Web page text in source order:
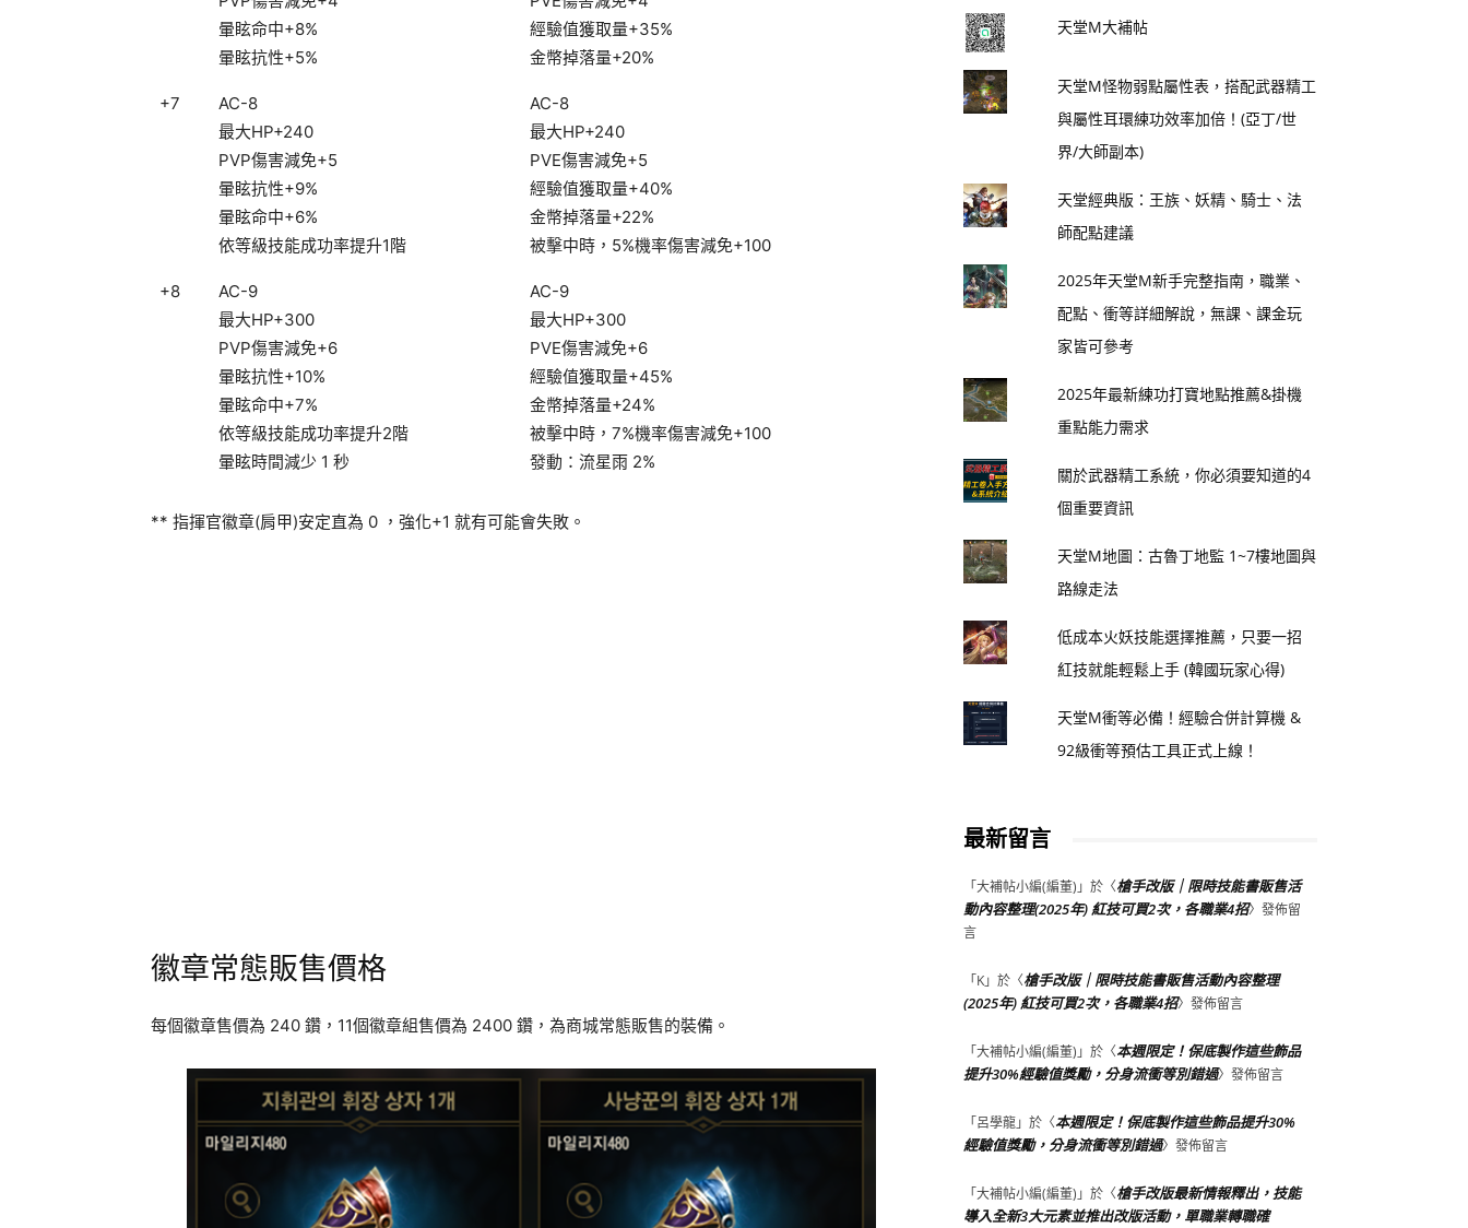
暈眩命中+8%
暈眩抗性+5%
經驗值獲取量+35%
金幣掉落量+20%
+7
AC-8
最大HP+240
PVP傷害減免+5
暈眩抗性+9%
暈眩命中+6%
依等級技能成功率提升1階
AC-8
最大HP+240
PVE傷害減免+5
經驗值獲取量+40%
金幣掉落量+22%
被擊中時，5%機率傷害減免+100
+8
AC-9
最大HP+300
PVP傷害減免+6
暈眩抗性+10%
暈眩命中+7%
依等級技能成功率提升2階
暈眩時間減少 1 秒
AC-9
最大HP+300
PVE傷害減免+6
經驗值獲取量+45%
金幣掉落量+24%
被擊中時，7%機率傷害減免+100
發動：流星雨 2%
** 指揮官徽章(肩甲)安定直為 0 ，強化+1 就有可能會失敗。
徽章常態販售價格
每個徽章售價為 240 鑽，11個徽章組售價為 2400 鑽，為商城常態販售的裝備。
天堂M大補帖
天堂M怪物弱點屬性表，搭配武器精工
與屬性耳環練功效率加倍！(亞丁/世
界/大師副本)
天堂經典版：王族、妖精、騎士、法
師配點建議
2025年天堂M新手完整指南，職業、
配點、衝等詳細解說，無課、課金玩
家皆可參考
2025年最新練功打寶地點推薦&掛機
重點能力需求
關於武器精工系統，你必須要知道的4
個重要資訊
天堂M地圖：古魯丁地監 1~7樓地圖與
路線走法
低成本火妖技能選擇推薦，只要一招
紅技就能輕鬆上手 (韓國玩家心得)
天堂M衝等必備！經驗合併計算機 &
92級衝等預估工具正式上線！
最新留言
「大補帖小編(編董) 」於〈槍手改版｜限時技能書販售活
動內容整理(2025年) 紅技可買2次，各職業4招〉發佈留
言
「K」於〈槍手改版｜限時技能書販售活動內容整理
(2025年) 紅技可買2次，各職業4招〉發佈留言
「大補帖小編(編董) 」於〈本週限定！保底製作這些飾品
提升30%經驗值獎勵，分身流衝等別錯過〉發佈留言
「呂學龍」於〈本週限定！保底製作這些飾品提升30%
經驗值獎勵，分身流衝等別錯過〉發佈留言
「大補帖小編(編董) 」於〈槍手改版最新情報釋出，技能
導入全新3大元素並推出改版活動，單職業轉職確